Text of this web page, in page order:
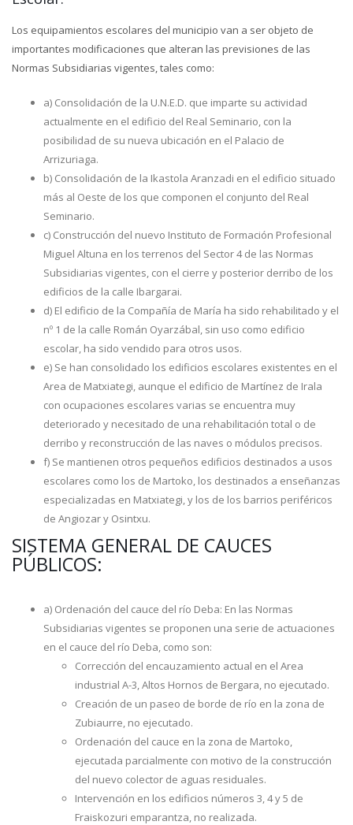
Los equipamientos escolares del municipio van a ser objeto de
importantes modificaciones que alteran las previsiones de las
Normas Subsidiarias vigentes, tales como:
a) Consolidación de la U.N.E.D. que imparte su actividad
actualmente en el edificio del Real Seminario, con la
posibilidad de su nueva ubicación en el Palacio de
Arrizuriaga.
b) Consolidación de la Ikastola Aranzadi en el edificio situado
más al Oeste de los que componen el conjunto del Real
Seminario.
c) Construcción del nuevo Instituto de Formación Profesional
Miguel Altuna en los terrenos del Sector 4 de las Normas
Subsidiarias vigentes, con el cierre y posterior derribo de los
edificios de la calle Ibargarai.
d) El edificio de la Compañía de María ha sido rehabilitado y el
nº 1 de la calle Román Oyarzábal, sin uso como edificio
escolar, ha sido vendido para otros usos.
e) Se han consolidado los edificios escolares existentes en el
Area de Matxiategi, aunque el edificio de Martínez de Irala
con ocupaciones escolares varias se encuentra muy
deteriorado y necesitado de una rehabilitación total o de
derribo y reconstrucción de las naves o módulos precisos.
f) Se mantienen otros pequeños edificios destinados a usos
escolares como los de Martoko, los destinados a enseñanzas
especializadas en Matxiategi, y los de los barrios periféricos
de Angiozar y Osintxu.
SISTEMA GENERAL DE CAUCES
PÚBLICOS:
a) Ordenación del cauce del río Deba: En las Normas
Subsidiarias vigentes se proponen una serie de actuaciones
en el cauce del río Deba, como son:
Corrección del encauzamiento actual en el Area
industrial A-3, Altos Hornos de Bergara, no ejecutado.
Creación de un paseo de borde de río en la zona de
Zubiaurre, no ejecutado.
Ordenación del cauce en la zona de Martoko,
ejecutada parcialmente con motivo de la construcción
del nuevo colector de aguas residuales.
Intervención en los edificios números 3, 4 y 5 de
Fraiskozuri emparantza, no realizada.